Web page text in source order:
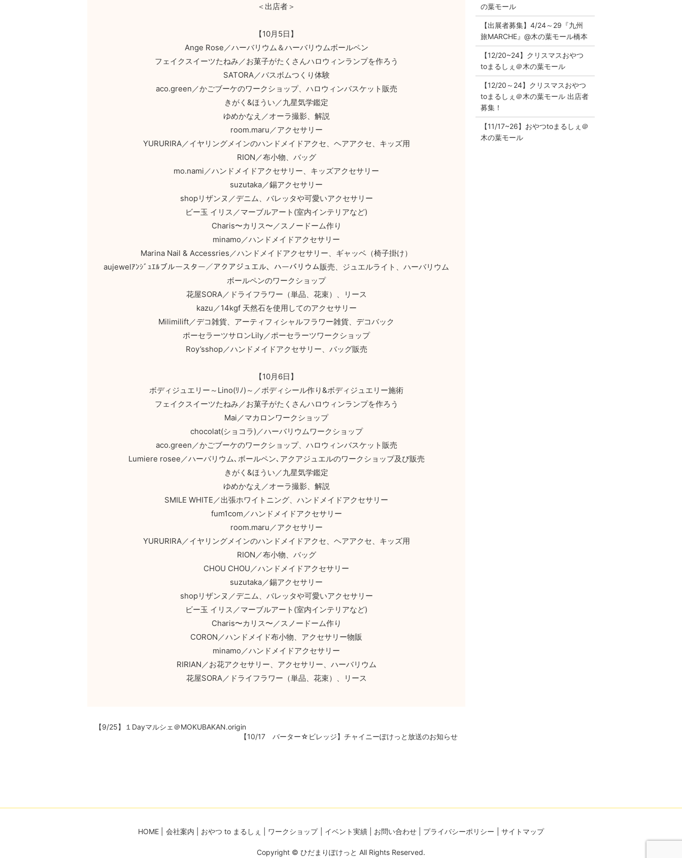
＜出店者＞
【10月5日】
Ange Rose／ハーバリウム＆ハーバリウムボールペン
フェイクスイーツたねみ／お菓子がたくさんハロウィンランプを作ろう
SATORA／バスボムつくり体験
aco.green／かごブーケのワークショップ、ハロウィンバスケット販売
きがく&ほうい／九星気学鑑定
ゆめかなえ／オーラ撮影、解説
room.maru／アクセサリー
YURURIRA／イヤリングメインのハンドメイドアクセ、ヘアアクセ、キッズ用
RION／布小物、バッグ
mo.nami／ハンドメイドアクセサリー、キッズアクセサリー
suzutaka／錫アクセサリー
shopリザンヌ／デニム、バレッタや可愛いアクセサリー
ビー玉 イリス／マーブルアート(室内インテリアなど)
Charis〜カリス〜／スノードーム作り
minamo／ハンドメイドアクセサリー
Marina Nail & Accessries／ハンドメイドアクセサリー、ギャッベ（椅子掛け）
aujewelｱﾝｼﾞｭｴﾙブルースター／アクアジュエル、ハーバリウム販売、ジュエルライト、ハーバリウム
ボールペンのワークショップ
花屋SORA／ドライフラワー（単品、花束）、リース
kazu／14kgf 天然石を使用してのアクセサリー
Milimilift／デコ雑貨、アーティフィシャルフラワー雑貨、デコバック
ポーセラーツサロンLily／ポーセラーツワークショップ
Roy’sshop／ハンドメイドアクセサリー、バッグ販売
【10月6日】
ボディジュエリー～Lino(ﾘﾉ)～／ボディシール作り&ボディジュエリー施術
フェイクスイーツたねみ／お菓子がたくさんハロウィンランプを作ろう
Mai／マカロンワークショップ
chocolat(ショコラ)／ハーバリウムワークショップ
aco.green／かごブーケのワークショップ、ハロウィンバスケット販売
Lumiere rosee／ハーバリウム､ボールペン､アクアジュエルのワークショップ及び販売
きがく&ほうい／九星気学鑑定
ゆめかなえ／オーラ撮影、解説
SMILE WHITE／出張ホワイトニング、ハンドメイドアクセサリー
fum1com／ハンドメイドアクセサリー
room.maru／アクセサリー
YURURIRA／イヤリングメインのハンドメイドアクセ、ヘアアクセ、キッズ用
RION／布小物、バッグ
CHOU CHOU／ハンドメイドアクセサリー
suzutaka／錫アクセサリー
shopリザンヌ／デニム、バレッタや可愛いアクセサリー
ビー玉 イリス／マーブルアート(室内インテリアなど)
Charis〜カリス〜／スノードーム作り
CORON／ハンドメイド布小物、アクセサリー物販
minamo／ハンドメイドアクセサリー
RIRIAN／お花アクセサリー、アクセサリー、ハーバリウム
花屋SORA／ドライフラワー（単品、花束）、リース
【9/25】１Dayマルシェ＠MOKUBAKAN.origin
【10/17 バーター☆ビレッジ】チャイニーぽけっと放送のお知らせ
の葉モール
【出展者募集】4/24～29『九州
旅MARCHE』@木の葉モール橋本
【12/20~24】クリスマスおやつ
toまるしぇ＠木の葉モール
【12/20～24】クリスマスおやつ
toまるしぇ＠木の葉モール 出店者
募集！
【11/17~26】おやつtoまるしぇ＠
木の葉モール
HOME 会社案内 おやつ to まるしぇ ワークショップ イベント実績 お問い合わせ プライバシーポリシー サイトマップ
Copyright © ひだまりぽけっと All Rights Reserved.